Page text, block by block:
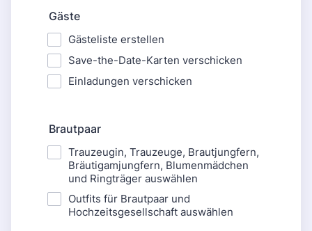
Gäste
Gästeliste erstellen
Save-the-Date-Karten verschicken
Einladungen verschicken
Brautpaar
Trauzeugin, Trauzeuge, Brautjungfern,
Bräutigamjungfern, Blumenmädchen
und Ringträger auswählen
Outfits für Brautpaar und
Hochzeitsgesellschaft auswählen